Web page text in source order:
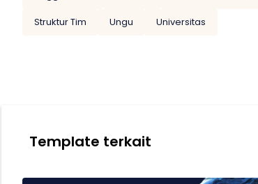
Struktur Tim
Ungu Universitas
Template terkait